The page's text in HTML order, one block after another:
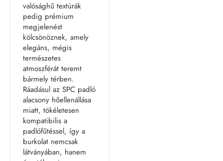
valósághű textúrák
pedig prémium
megjelenést
kölcsönöznek, amely
elegáns, mégis
természetes
atmoszférát teremt
bármely térben.
Ráadásul az SPC padló
alacsony hőellenállása
miatt, tökéletesen
kompatibilis a
padlófűtéssel, így a
burkolat nemcsak
látványában, hanem